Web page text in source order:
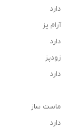
دارد
آرام پز
دارد
زودپز
دارد
ماست ساز
دارد